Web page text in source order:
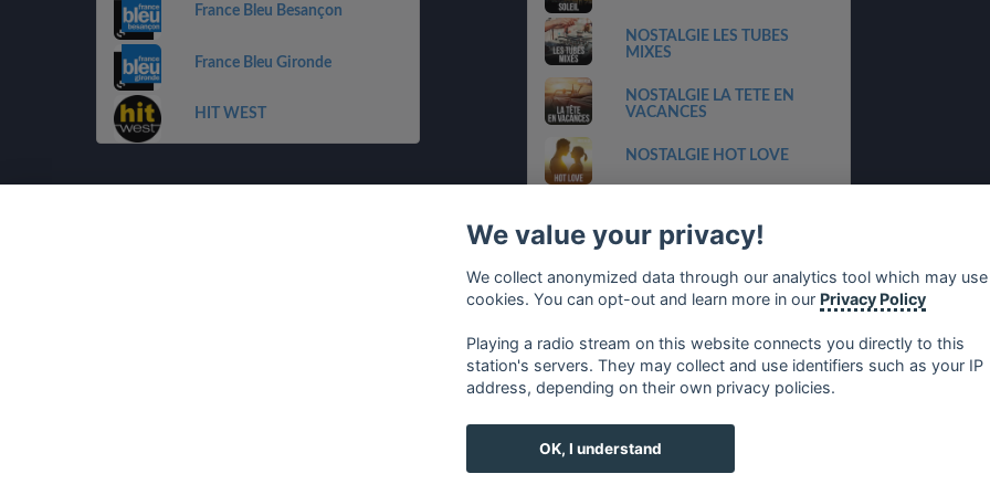
France Bleu Besançon
France Bleu Gironde
HIT WEST
NOSTALGIE LES TUBES
MIXES
NOSTALGIE LA TETE EN
VACANCES
NOSTALGIE HOT LOVE
COLLECTOR
CHERIE CLASSICS
We value your privacy!
We collect anonymized data through our analytics tool which may use
cookies. You can opt-out and learn more in our Privacy Policy
Playing a radio stream on this website connects you directly to this
station's servers. They may collect and use identifiers such as your IP
address, depending on their own privacy policies.
OK, I understand